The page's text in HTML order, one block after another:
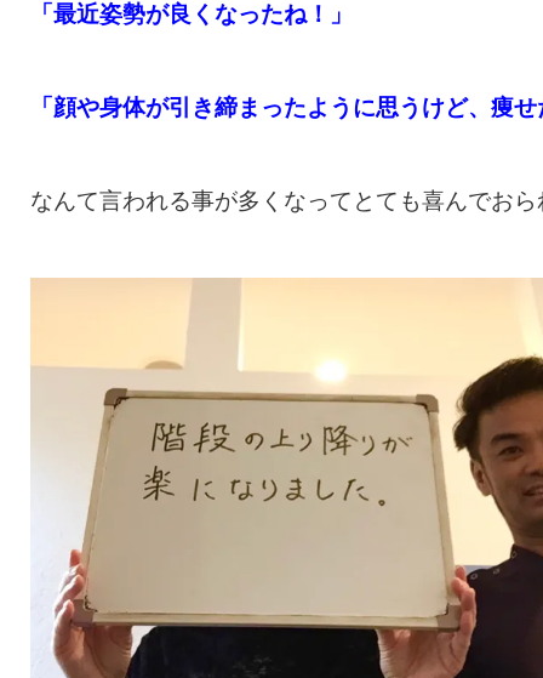
「最近姿勢が良くなったね！」
「顔や身体が引き締まったように思うけど、痩
なんて言われる事が多くなってとても喜んでお